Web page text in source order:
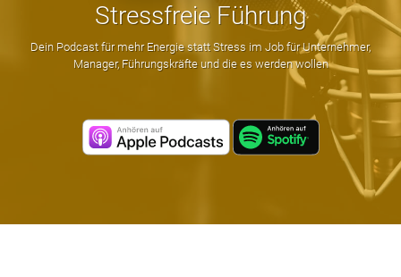
Stressfreie Führung
Dein Podcast für mehr Energie statt Stress im Job für Unternehmer,
Manager, Führungskräfte und die es werden wollen